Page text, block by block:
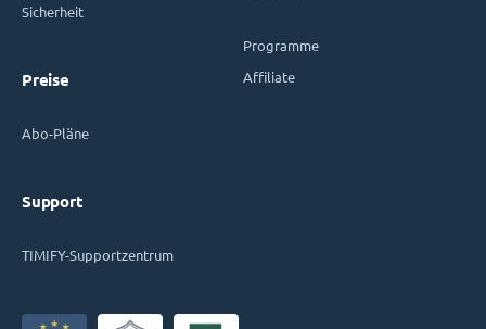
Sicherheit
Preise
Abo-Pläne
Support
TIMIFY-Supportzentrum
Programme
Affiliate